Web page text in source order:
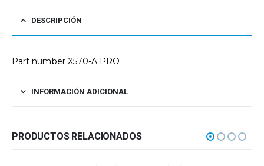
DESCRIPCIÓN
Part number X570-A PRO
INFORMACIÓN ADICIONAL
PRODUCTOS RELACIONADOS